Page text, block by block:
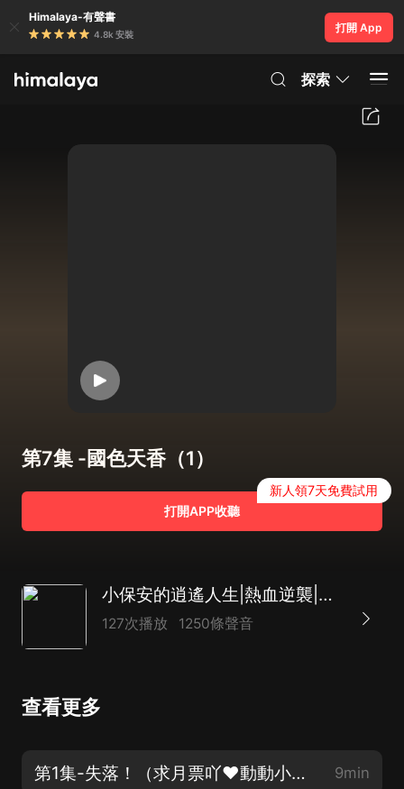
Himalaya-有聲書
4.8k 安裝
打開 App
探索
第7集 -國色天香（1）
打開APP收聽
新人領7天免費試用
小保安的逍遙人生|熱血逆襲|扮豬吃虎|打臉|精品劇
127次播放 1250條聲音
查看更多
第1集-失落！（求月票吖❤動動小手支持一下~） 9min